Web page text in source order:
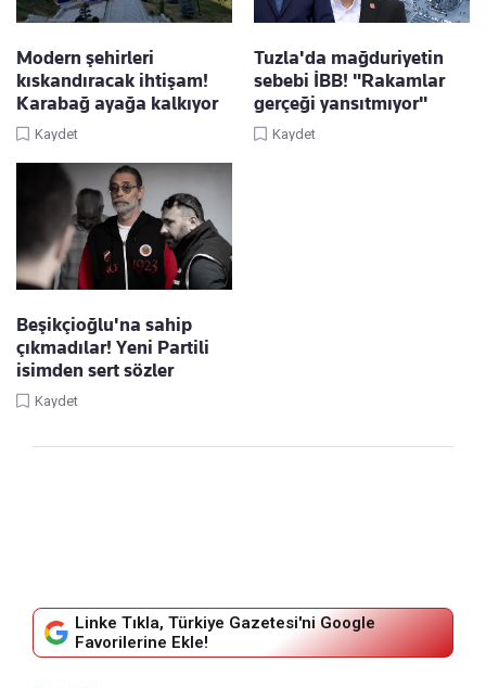
Modern şehirleri
kıskandıracak ihtişam!
Karabağ ayağa kalkıyor
Kaydet
Tuzla'da mağduriyetin
sebebi İBB! "Rakamlar
gerçeği yansıtmıyor"
Kaydet
Beşikçioğlu'na sahip
çıkmadılar! Yeni Partili
isimden sert sözler
Kaydet
Linke Tıkla, Türkiye Gazetesi'ni Google
Favorilerine Ekle!